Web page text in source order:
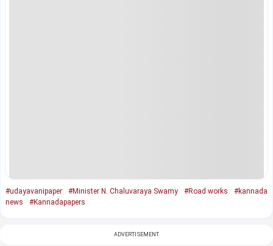
#udayavanipaper #Minister N. Chaluvaraya Swamy #Road works
#kannada
news
#Kannadapapers
ADVERTISEMENT